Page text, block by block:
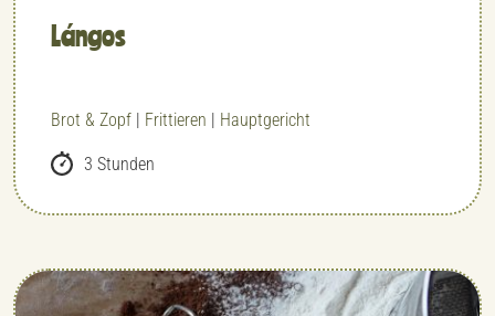
Lángos
Brot & Zopf | Frittieren | Hauptgericht
3 Stunden